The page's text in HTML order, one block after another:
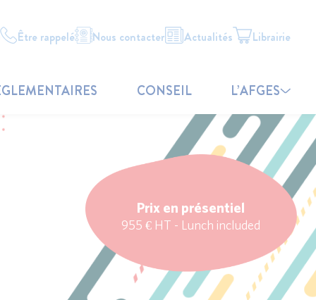
Être rappelé Nous contacter Actualités Librairie
CONSEIL L’AFGES
Prix en présentiel
955 € HT - Lunch included